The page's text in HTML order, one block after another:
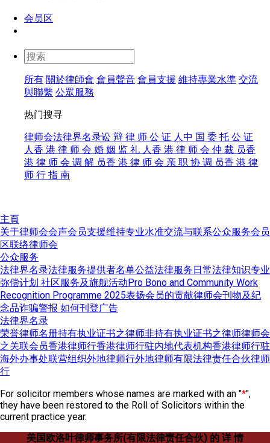
会员区
所有 關於律師會 會員聲音 會員支援 維持專業水準 交流
與聯繫 公眾服務
热门搜寻
律师会法律界名录讼 辩 律 师 公 证 人 中 国 委 托 公 证
人 香 港 律 师 会 婚 姻 监 礼 人 香 港 律 师 会 仲 裁 员香
港 律 师 会 调 解 员香 港 律 师 会 亲 职 协 调 员香 港 律
师 行 指 南
主頁
关于律师会会声会员支援维持专业水准交流与联系公众服务会员
区联络律师会
公众服务
法律界名录法律服务提供者名单公益法律服务日常法律知识专业
弥偿计划 社区服务及旗舰活动Pro Bono and Community Work
Recognition Programme 2025表扬会员的贡献律师会刊物及纪
念品诈骗警报 如何刊登广告
法律界名录
荣誉律师名册持有执业证书之律师非持有执业证书之律师律师会
之关联会员香港律师行香港律师行驻内地代表机构香港律师行驻
海外办事处联营组织外地律师行外地律师有限法律责任合伙律师
行
For solicitor members whose names are marked with an "*",
they have been restored to the Roll of Solicitors within the
current practice year.
美国欧洛叶律师事务所(有限法律责任合伙) 的 详 情